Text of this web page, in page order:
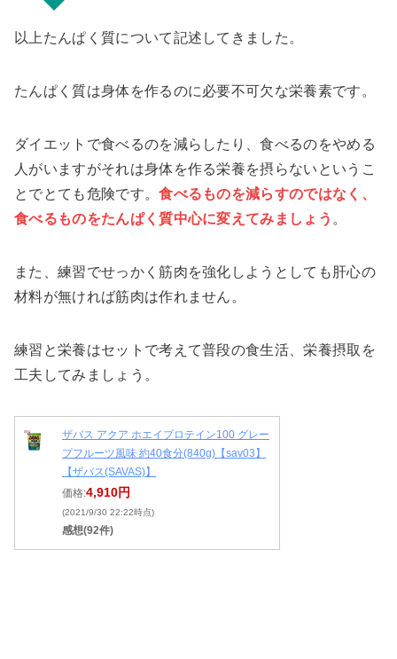
以上たんぱく質について記述してきました。
たんぱく質は身体を作るのに必要不可欠な栄養素です。
ダイエットで食べるのを減らしたり、食べるのをやめる
人がいますがそれは身体を作る栄養を摂らないというこ
とでとても危険です。食べるものを減らすのではなく、
食べるものをたんぱく質中心に変えてみましょう 。
また、練習でせっかく筋肉を強化しようとしても肝心の
材料が無ければ筋肉は作れません。
練習と栄養はセットで考えて普段の食生活、栄養摂取を
工夫してみましょう。
ザバス アクア ホエイプロテイン100 グレー
プフルーツ風味 約40食分(840g)【sav03】
【ザバス(SAVAS)】
価格:4,910円
(2021/9/30 22:22時点)
感想(92件)